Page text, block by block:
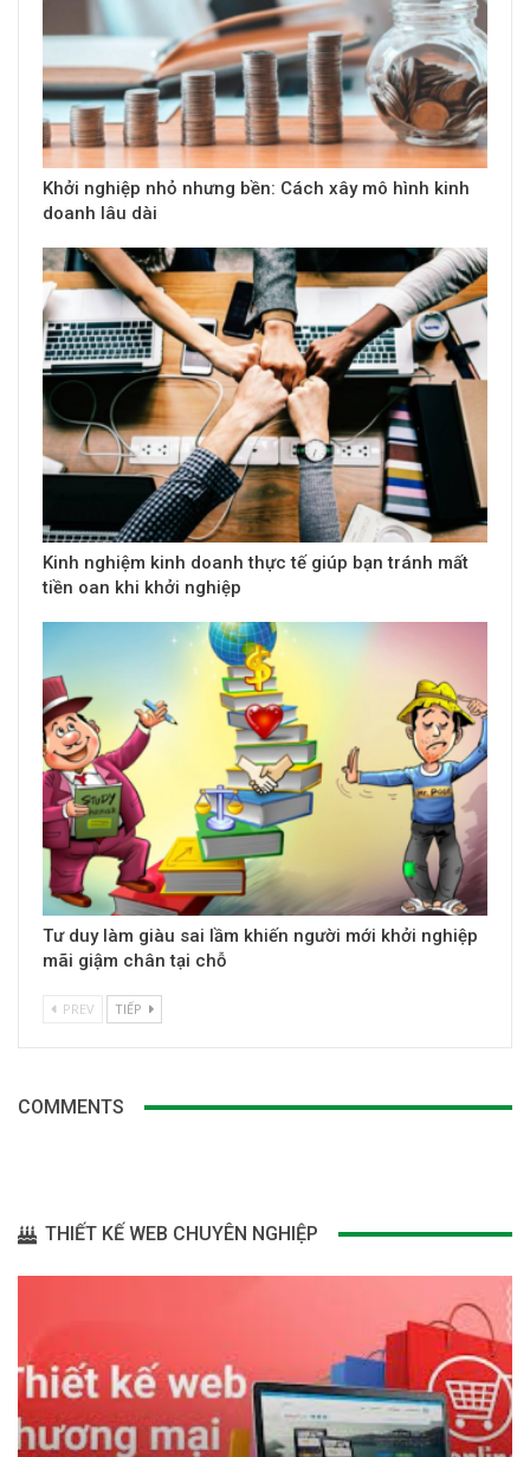
Khởi nghiệp nhỏ nhưng bền: Cách xây mô hình kinh
doanh lâu dài
Kinh nghiệm kinh doanh thực tế giúp bạn tránh mất
tiền oan khi khởi nghiệp
Tư duy làm giàu sai lầm khiến người mới khởi nghiệp
mãi giậm chân tại chỗ
PREV TIẾP
COMMENTS
THIẾT KẾ WEB CHUYÊN NGHIỆP